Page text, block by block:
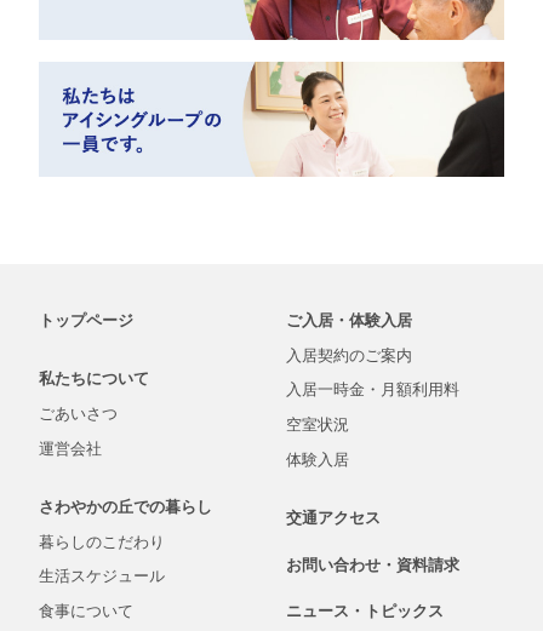
トップページ
私たちについて
ごあいさつ
運営会社
さわやかの丘での暮らし
暮らしのこだわり
生活スケジュール
食事について
ご入居・体験入居
入居契約のご案内
入居一時金・ 月額利用料
空室状況
体験入居
交通アクセス
お問い合わせ・ 資料請求
ニュース・ トピックス